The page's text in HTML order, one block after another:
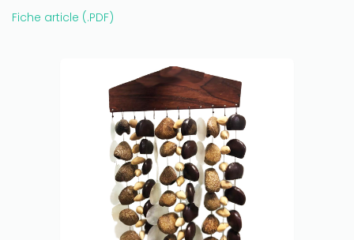
Fiche article (.PDF)